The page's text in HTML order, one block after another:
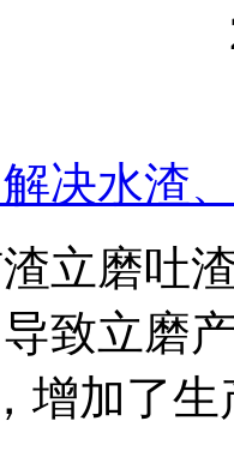
决水渣
立磨吐
致立磨
增加了